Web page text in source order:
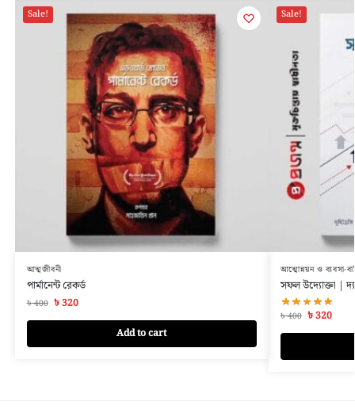
Sale!
আত্মজীবনী
পার্মানেন্ট রেকর্ড
৳400 ৳320
Add to cart
Sale!
আত্মোন্নয়ন ও ব্যবসা-
সফল উদ্যোক্তা | দ্য
৳400 ৳320